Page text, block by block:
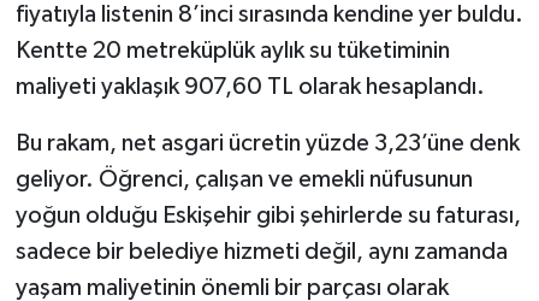
fiyatıyla listenin 8’inci sırasında kendine yer buldu.
Kentte 20 metreküplük aylık su tüketiminin
maliyeti yaklaşık 907,60 TL olarak hesaplandı.
Bu rakam, net asgari ücretin yüzde 3,23’üne denk
geliyor. Öğrenci, çalışan ve emekli nüfusunun
yoğun olduğu Eskişehir gibi şehirlerde su faturası,
sadece bir belediye hizmeti değil, aynı zamanda
yaşam maliyetinin önemli bir parçası olarak